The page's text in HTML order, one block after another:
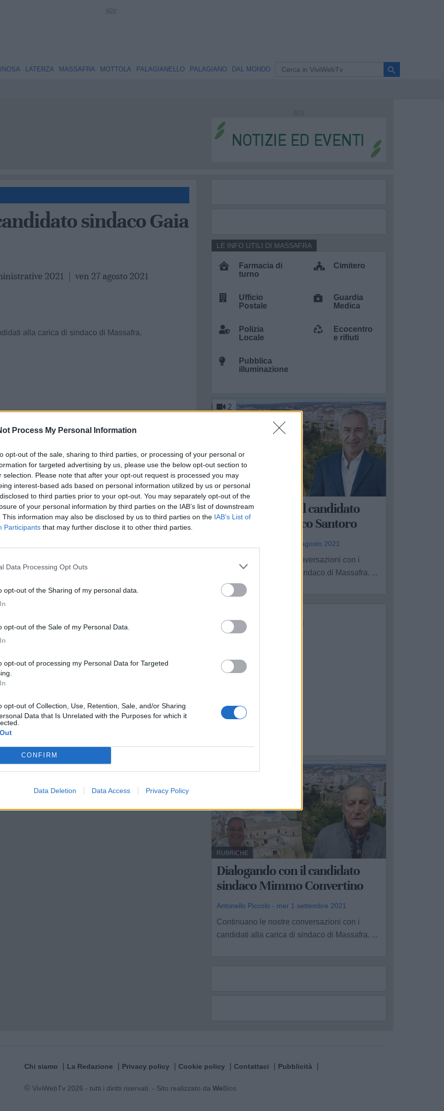
Process My Personal Information
opt-out of the sale, sharing to third parties, or processing of your personal or
for targeted advertising by us, please use the below opt-out section to
selection. Please note that after your opt-out request is processed you may
interest-based ads based on personal information utilized by us or personal
to third parties prior to your opt-out. You may separately opt-out of the
of your personal information by third parties on the IAB’s list of downstream
This information may also be disclosed by us to third parties on the IAB’s List of
Participants that may further disclose it to other third parties.
Data Processing Opt Outs
opt-out of the Sharing of my personal data.
opt-out of the Sale of my Personal Data.
Data that Is Unrelated with the Purposes for which it
CONFIRM
Data Deletion Data Access Privacy Policy
LATERZA MASSAFRA MOTTOLA PALAGIANELLO PALAGIANO DAL MONDO search
sindaco Gaia
2021 ven 27 agosto 2021
alla carica di sindaco di Massafra.
il candidato Gaia Silvestri che alle prossime
5 Stelle".
tua città direttamente sul tuo smartphone.
Farmacia di
turno
Cimitero
Ufficio
Postale
Guardia
Medica
Polizia
Locale
Ecocentro
e rifiuti
Pubblica
illuminazione
LE INFO UTILI DI MASSAFRA
2
RUBRICHE
Dialogando con il candidato
sindaco Domenico Santoro
Antonello Piccolo - mer 25 agosto 2021
Continuano le nostre conversazioni con i
candidati alla carica di sindaco di Massafra. ...
1
RUBRICHE
Dialogando con il candidato
sindaco Mimmo Convertino
Antonello Piccolo - mer 1 settembre 2021
Continuano le nostre conversazioni con i
candidati alla carica di sindaco di Massafra. ...
Chi siamo La Redazione Privacy policy Cookie policy Contattaci Pubblicità
© ViviWebTv 2026 - tutti i diritti riservati. - Sito realizzato da WeBios